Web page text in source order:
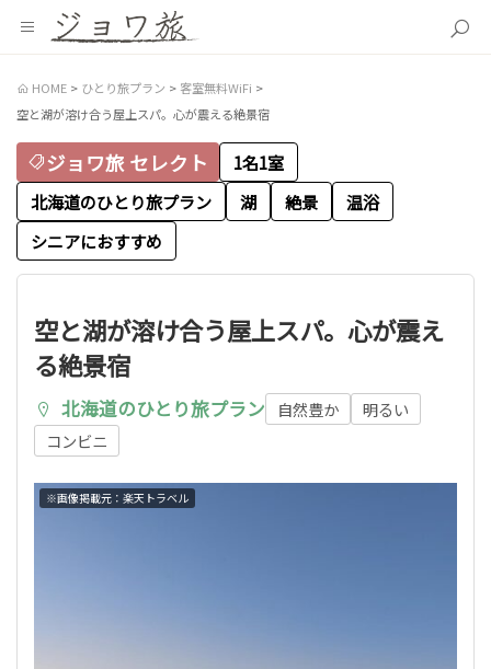
HOME ひとり旅プラン
客室無料WiFi
空と湖が溶け合う屋上スパ。心が震える絶景宿
ジョワ旅 セレクト
1名1室
北海道のひとり旅プラン
湖 絶景
温浴
シニアにおすすめ
空と湖が溶け合う屋上スパ。心が震え
る絶景宿
北海道のひとり旅プラン 自然豊か
明るい
コンビニ